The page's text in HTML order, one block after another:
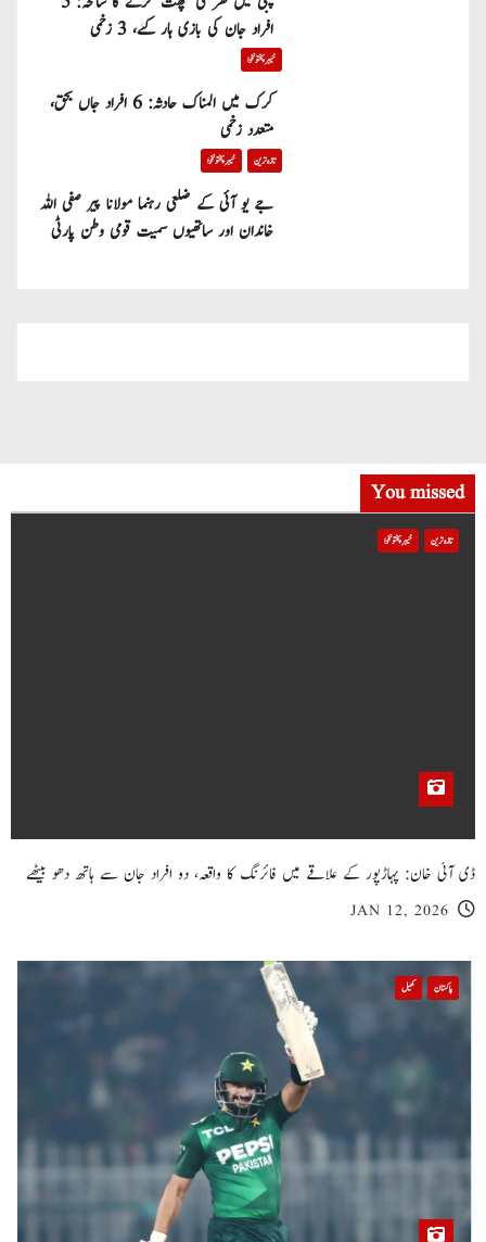
افراد جان کی بازی ہار گئے، 3 زخمی
خیبر پختونخوا
کرک میں المناک حادثہ: 6 افراد جاں بحق،
متعدد زخمی
تازہ ترین خیبر پختونخوا
جے یو آئی کے ضلعی رہنما مولانا پیر صفی اللہ
خاندان اور ساتھیوں سمیت قومی وطن پارٹی
You missed
تازہ ترین خیبر پختونخوا
ڈی آئی خان: پہاڑپور کے علاقے میں فائرنگ کا واقعہ، دو افراد جان سے ہاتھ دھو بیٹھے
JAN 12, 2026
پاکستان کھیل